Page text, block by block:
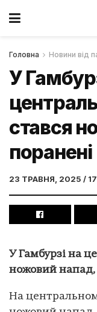
Головна Новини від
У
стався
поранені
23 ТРАВНЯ, 2025 /
У Гамбурзі на
ножовий напад,
На